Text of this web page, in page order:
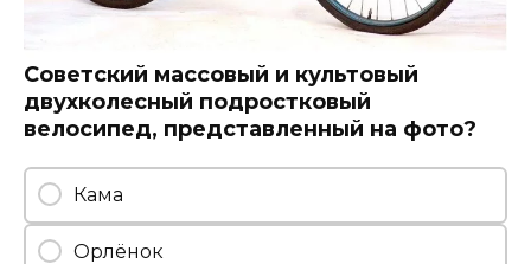
Советский массовый и культовый
двухколесный подростковый
велосипед, представленный на фото?
Кама
Орлёнок